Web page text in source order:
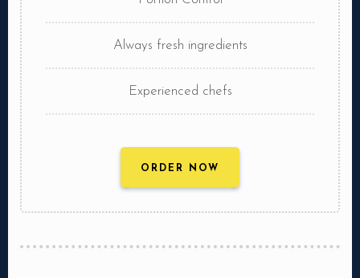
Always fresh ingredients
Experienced chefs
ORDER NOW